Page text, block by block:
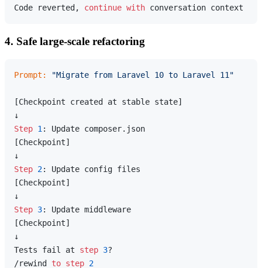
Code reverted, continue with
4. Safe large-scale refactoring
Prompt: "Migrate from Laravel 10 to Laravel 11"
[Checkpoint created at stable state]
Step 1 : Update composer.json
[Checkpoint]
Step 2: Update config files
[Checkpoint]
Step 3: Update middleware
[Checkpoint]
↓
Tests fail at step 3?
/rewind to step 2